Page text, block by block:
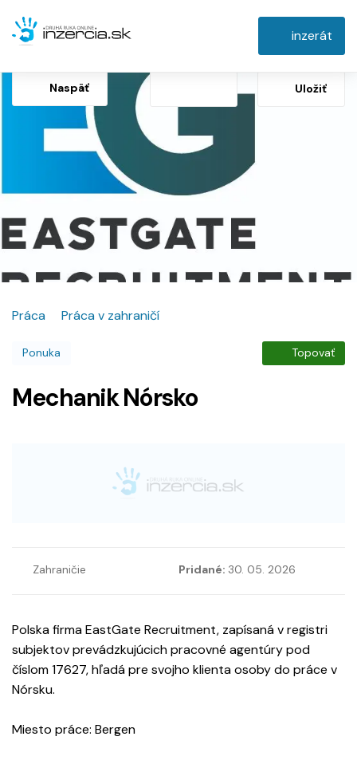
inzerát
Naspäť Uložiť
Práca Práca v zahraničí
Ponuka Topovať
Mechanik Nórsko
Zahraničie Pridané: 30. 05. 2026
Polska firma EastGate Recruitment, zapísaná v registri
subjektov prevádzkujúcich pracovné agentúry pod
číslom 17627, hľadá pre svojho klienta osoby do práce v
Nórsku.
Miesto práce: Bergen